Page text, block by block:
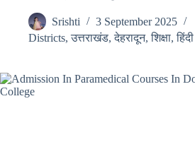
Srishti
3 September 2025
Districts,उत्तराखंड,देहरादून,शिक्षा,हिंदी